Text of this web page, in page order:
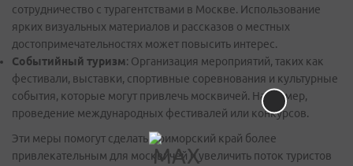
сотрудничество с турагентствами в Москве. Использование
ярких визуальных материалов и рассказов о местных
достопримечательностях может повысить интерес.
Событийный туризм: Организация мероприятий, таких как
фестивали, выставки, спортивные соревнования и культурные
события, которые могут привлечь москвичей. Например,
проведение международных фестивалей или конкурсов.
Эти меры помогут сделать Приморский край более
привлекательным для москвичей и увеличить поток туристов